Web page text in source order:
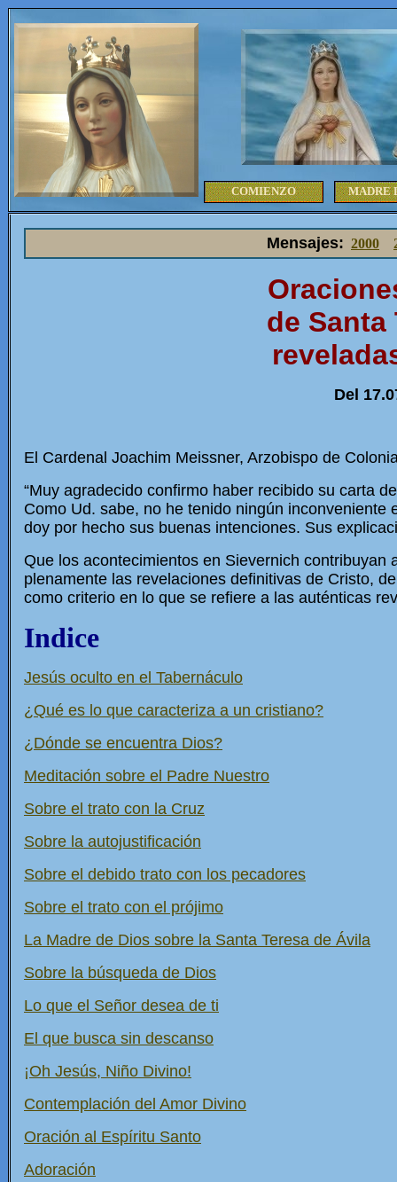
COMIENZO MADRE
Mensajes: 2000
de Santa
Del
El Cardenal Joachim Meissner, Arzobispo de
“Muy agradecido confirmo haber recibido su carta
Como Ud. sabe, no he tenido ningún
doy por hecho sus buenas intenciones. Sus
Que los acontecimientos en Sievernich
plenamente las revelaciones definitivas de Cristo,
como criterio en lo que se refiere a las auténticas
Indice
Jesús oculto en el Tabernáculo
¿Qué es lo que caracteriza a un cristiano?
¿Dónde se encuentra Dios?
Meditación sobre el Padre Nuestro
Sobre el trato con la Cruz
Sobre la autojustificación
Sobre el debido trato con los pecadores
Sobre el trato con el prójimo
La Madre de Dios sobre la Santa Teresa de Ávila
Sobre la búsqueda de Dios
Lo que el Señor desea de ti
El que busca sin descanso
¡Oh Jesús, Niño Divino!
Contemplación del Amor Divino
Oración al Espíritu Santo
Adoración